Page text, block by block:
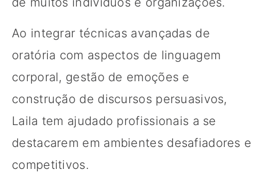
Ao integrar técnicas avançadas de
oratória com aspectos de linguagem
corporal, gestão de emoções e
construção de discursos persuasivos,
Laila tem ajudado profissionais a se
destacarem em ambientes desafiadores e
competitivos.